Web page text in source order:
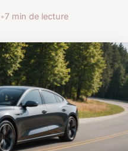
•7 min de lecture